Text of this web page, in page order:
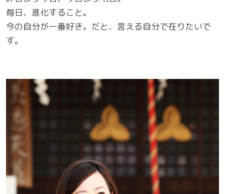
毎日、進化すること。
今の自分が一番好き。だと、言える自分で在りたいで
す。